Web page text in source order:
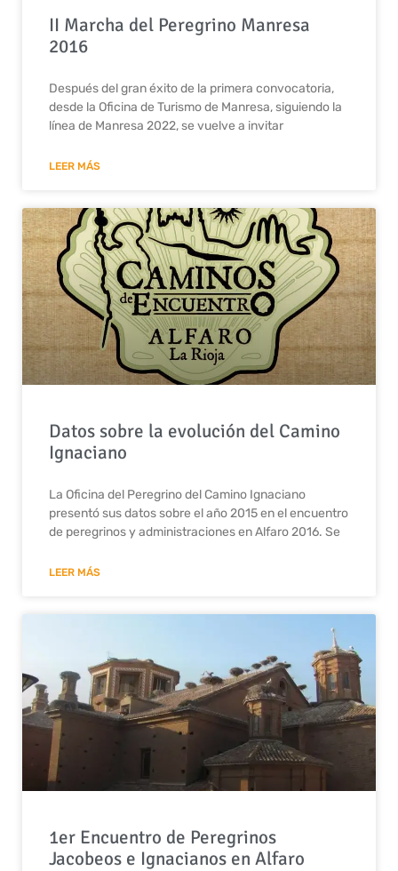
II Marcha del Peregrino Manresa
2016
Después del gran éxito de la primera convocatoria,
desde la Oficina de Turismo de Manresa, siguiendo la
línea de Manresa 2022, se vuelve a invitar
LEER MÁS
Datos sobre la evolución del Camino
Ignaciano
La Oficina del Peregrino del Camino Ignaciano
presentó sus datos sobre el año 2015 en el encuentro
de peregrinos y administraciones en Alfaro 2016. Se
LEER MÁS
1er Encuentro de Peregrinos
Jacobeos e Ignacianos en Alfaro